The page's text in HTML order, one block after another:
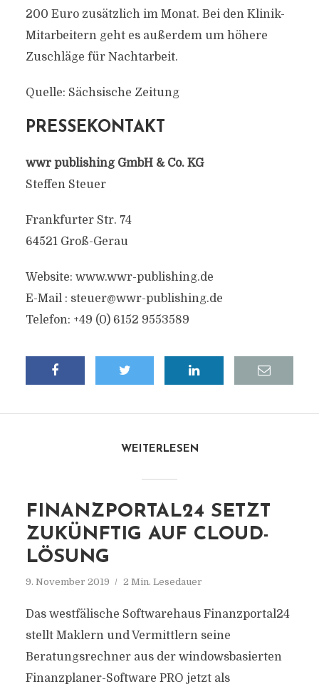
200 Euro zusätzlich im Monat. Bei den Klinik-
Mitarbeitern geht es außerdem um höhere
Zuschläge für Nachtarbeit.
Quelle: Sächsische Zeitung
PRESSEKONTAKT
wwr publishing GmbH & Co. KG
Steffen Steuer
Frankfurter Str. 74
64521 Groß-Gerau
Website: www.wwr-publishing.de
E-Mail : steuer@wwr-publishing.de
Telefon: +49 (0) 6152 9553589
WEITERLESEN
FINANZPORTAL24 SETZT
ZUKÜNFTIG AUF CLOUD-
LÖSUNG
9. November 2019 2 Min. Lesedauer
Das westfälische Softwarehaus Finanzportal24
stellt Maklern und Vermittlern seine
Beratungsrechner aus der windowsbasierten
Finanzplaner-Software PRO jetzt als